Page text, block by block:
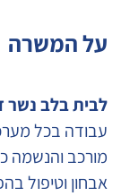
על המשרה
לבית בלב נשר
עבודה בכל
מורכב והנשמה
אבחון וטיפול